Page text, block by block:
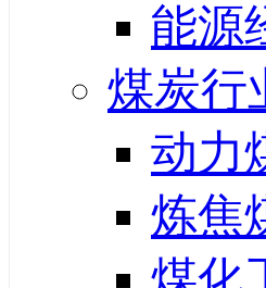
能源
煤炭行
动力
炼焦